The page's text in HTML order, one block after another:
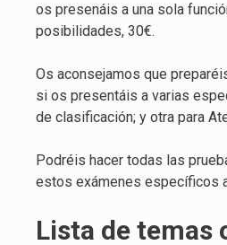
os presenáis a una sola
posibilidades, 30€.
Os aconsejamos que
si os presentáis a varias
de clasificación; y otra para
Podréis hacer todas las
estos exámenes específicos
Lista de temas